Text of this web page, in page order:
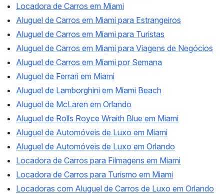
Locadora de Carros em Miami
Aluguel de Carros em Miami para Estrangeiros
Aluguel de Carros em Miami para Turistas
Aluguel de Carros em Miami para Viagens de Negócios
Aluguel de Carros em Miami por Semana
Aluguel de Ferrari em Miami
Aluguel de Lamborghini em Miami Beach
Aluguel de McLaren em Orlando
Aluguel de Rolls Royce Wraith Blue em Miami
Aluguel de Automóveis de Luxo em Miami
Aluguel de Automóveis de Luxo em Orlando
Locadora de Carros para Filmagens em Miami
Locadora de Carros para Turismo em Miami
Locadoras com Aluguel de Carros de Luxo em Orlando